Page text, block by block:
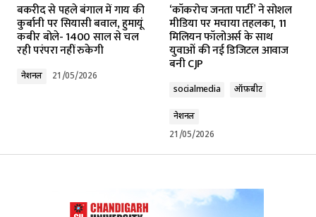
Required fields are marked*
Comment*
बकरीद से पहले बंगाल में गाय की
कुर्बानी पर सियासी बवाल, हुमायूं
कबीर बोले- 1400 साल से चल
रही परंपरा नहीं रुकेगी
नेशनल 21/05/2026
‘कॉकरोच जनता पार्टी’ ने सोशल
मीडिया पर मचाया तहलका, 11
मिलियन फॉलोअर्स के साथ
युवाओं की नई डिजिटल आवाज
बनी CJP
socialmedia ऑफ़बीट
नेशनल
21/05/2026